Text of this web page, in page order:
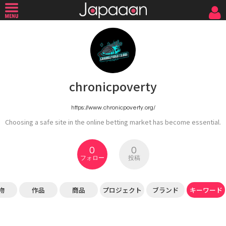
chronicpoverty
https://www.chronicpoverty.org/
Choosing a safe site in the online betting market has become essential.
0
フォロー
0
投稿
作品 商品 プロジェクト ブランド キーワード